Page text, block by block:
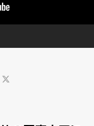
Facebook